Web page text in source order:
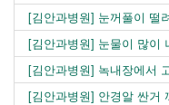
[김안과병원] 눈꺼풀이 떨
[김안과병원] 눈물이 많이
[김안과병원] 녹내장에서
[김안과병원] 안경알 싼거